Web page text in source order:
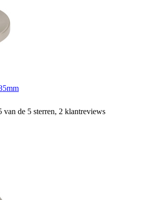
van de 5 sterren, 2 klantreviews